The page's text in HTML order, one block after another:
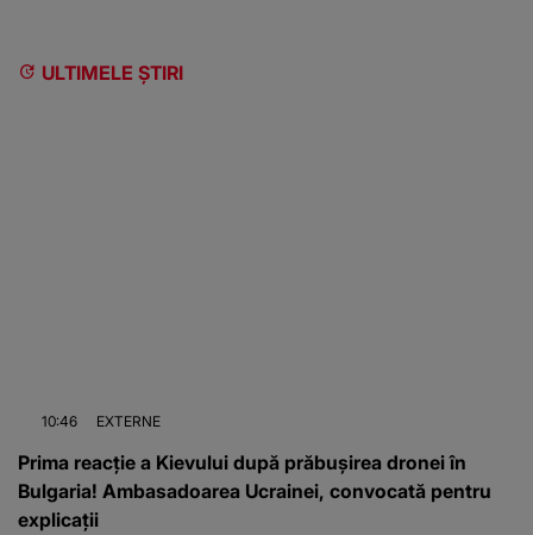
ULTIMELE ȘTIRI
10:46 EXTERNE
Prima reacție a Kievului după prăbușirea dronei în
Bulgaria! Ambasadoarea Ucrainei, convocată pentru
explicații